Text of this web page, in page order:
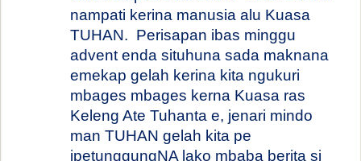
nampati kerina manusia alu Kuasa
TUHAN. Perisapan ibas minggu
advent enda situhuna sada maknana
emekap gelah kerina kita ngukuri
mbages mbages kerna Kuasa ras
Keleng Ate Tuhanta e, jenari mindo
man TUHAN gelah kita pe
ipetunggungNA lako mbaba berita si